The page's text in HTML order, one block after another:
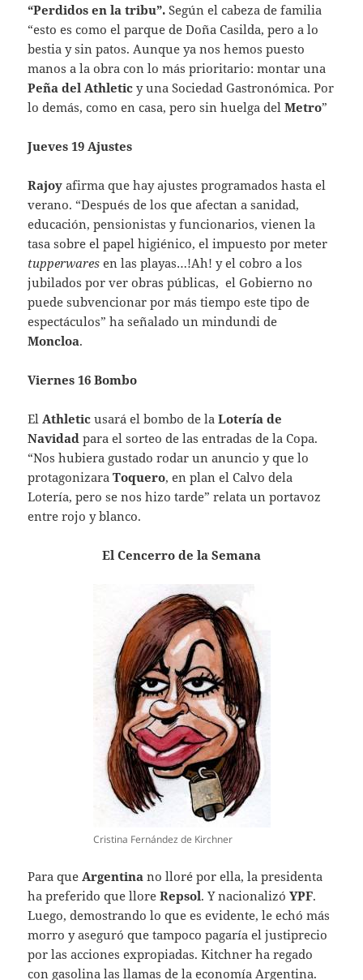
“Perdidos en la tribu”. Según el cabeza de familia
“esto es como el parque de Doña Casilda, pero a lo
bestia y sin patos. Aunque ya nos hemos puesto
manos a la obra con lo más prioritario: montar una
Peña del Athletic y una Sociedad Gastronómica. Por
lo demás, como en casa, pero sin huelga delMetro”
Jueves 19 Ajustes
Rajoy afirma que hay ajustes programados hasta el
verano. “Después de los que afectan a sanidad,
educación, pensionistas y funcionarios, vienen la
tasa sobre el papel higiénico, el impuesto por meter
tupperwares en las playas…!Ah! y el cobro a los
jubilados por ver obras públicas, el Gobierno no
puede subvencionar por más tiempo este tipo de
espectáculos” ha señalado un mindundi de
Moncloa.
Viernes 16 Bombo
ElAthletic usará el bombo de laLotería de
Navidad para el sorteo de las entradas de la Copa.
“Nos hubiera gustado rodar un anuncio y que lo
protagonizaraToquero, en plan el Calvo dela
Lotería, pero se nos hizo tarde” relata un portavoz
entre rojo y blanco.
El Cencerro de la Semana
Cristina Fernández de Kirchner
Para queArgentinano lloré por ella, la presidenta
ha preferido que lloreRepsol. Y nacionalizóYPF.
Luego, demostrando lo que es evidente, le echó más
morro y aseguró que tampoco pagaría el justiprecio
por las acciones expropiadas. Kitchner ha regado
con gasolina las llamas de la economía Argentina.